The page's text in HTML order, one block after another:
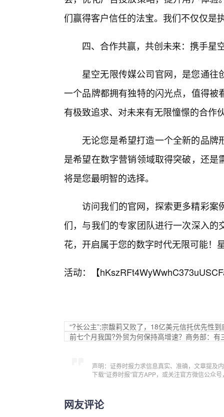
们赢得客户信任的法宝。我们不仅仅是
四、合作共赢，共创未来：携手星
星空无限传媒公司官网，是您通
一个品牌都拥有独特的闪光点，值得
有极致追求、对未来有无限憧憬的合作
无论您是希望打造一个全新的品
是希望在数字营销领域取得突破，还
将是您最明智的选择。
访问我们的官网，探索更多精彩案
们，与我们的专家团队进行一次深入
花，开启属于您的数字时代无限可能！
活动：【
“?长公主”;宗馥莉又败了，18亿美元信托优先性
前七个月我国?外贸为何保持高增速？商务部：有
声明：证券时报力求信息真实、准确，文章提及
下载“证券时报”官方APP，或关注官方微信公众
网友评论